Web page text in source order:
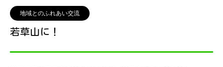
地域とのふれあい交流
若草山に！